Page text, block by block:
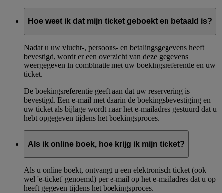
Hoe weet ik dat mijn ticket geboekt en betaald is?
Nadat u uw vlucht-, persoons- en betalingsgegevens heeft
bevestigd, wordt er een overzicht van deze gegevens
weergegeven in combinatie met uw boekingsreferentie en uw
ticket.
De boekingsreferentie geeft aan dat uw reservering is
bevestigd. Een e-mail met daarin de boekingsbevestiging en
uw ticket als bijlage wordt naar het e-mailadres gestuurd dat u
hebt opgegeven tijdens het boekingsproces.
Als ik online boek, hoe krijg ik mijn ticket?
Als u online boekt, ontvangt u een elektronisch ticket (ook
wel 'e-ticket' genoemd) per e-mail op het e-mailadres dat u op
heeft gegeven tijdens het boekingsproces.